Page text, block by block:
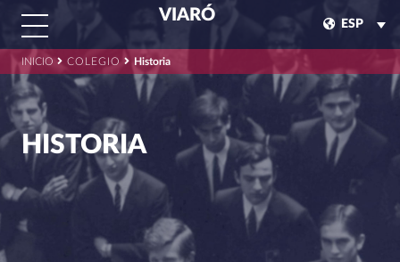
VIARÓ
ESP
INICIO COLEGIO Historia
HISTORIA